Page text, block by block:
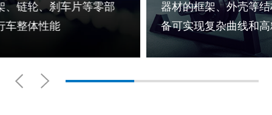
造自行车车架、链轮、刹车片等零部
件，提升自行车整体性能
器
备